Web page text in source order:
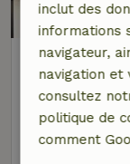
Maison
À 3 km
6
inclut des
informations
navigateur,
navigation et
consultez
politique de
comment